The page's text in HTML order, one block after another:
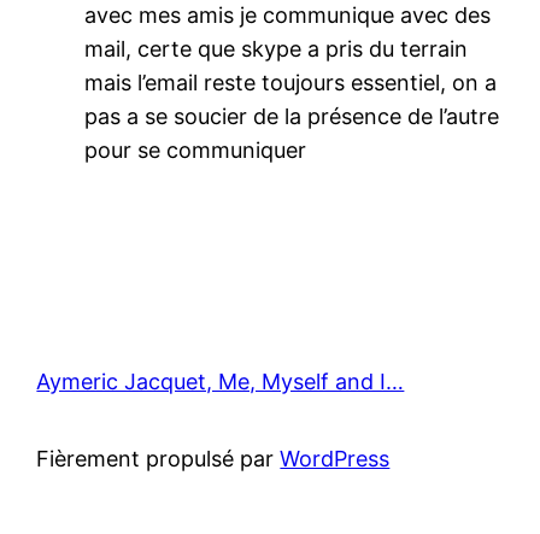
avec mes amis je communique avec des
mail, certe que skype a pris du terrain
mais l’email reste toujours essentiel, on a
pas a se soucier de la présence de l’autre
pour se communiquer
Aymeric Jacquet, Me, Myself and I…
Fièrement propulsé parWordPress